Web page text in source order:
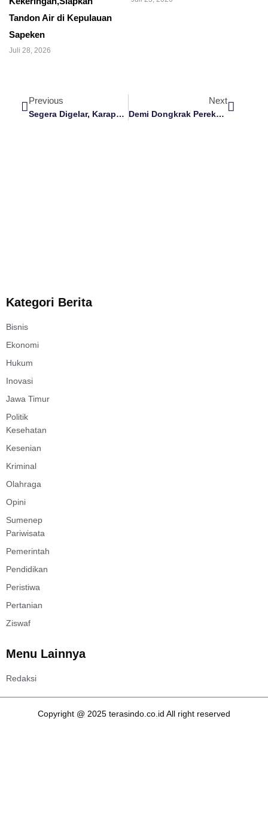
Tandon Air di Kepulauan
Sapeken
Juli 28, 2026
Previous
Segera Digelar, Karapan Kambing Championsip Sumenep 2023
Next
Demi Dongkrak Perekonomian, DPRD Sumenep Minta Pemkab Selenggarakan Pasar Minggu Di Tiap Kecamatan
Kategori Berita
Bisnis
Ekonomi
Hukum
Inovasi
Jawa Timur
Politik
Kesehatan
Kesenian
Kriminal
Olahraga
Opini
Sumenep
Pariwisata
Pemerintah
Pendidikan
Peristiwa
Pertanian
Ziswaf
Menu Lainnya
Redaksi
Copyright @ 2025 terasindo.co.id All right reserved